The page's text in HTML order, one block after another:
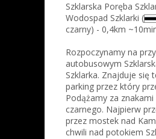
Szklarska Poręba
Wodospad Szklarki (
czarny) - 0,4km
Rozpoczynamy na
autobusowym
Szklarka. Znajduje się
parking przez który
Podążamy za znakami
czarnego. Najpierw
przez mostek nad
chwili nad potokiem